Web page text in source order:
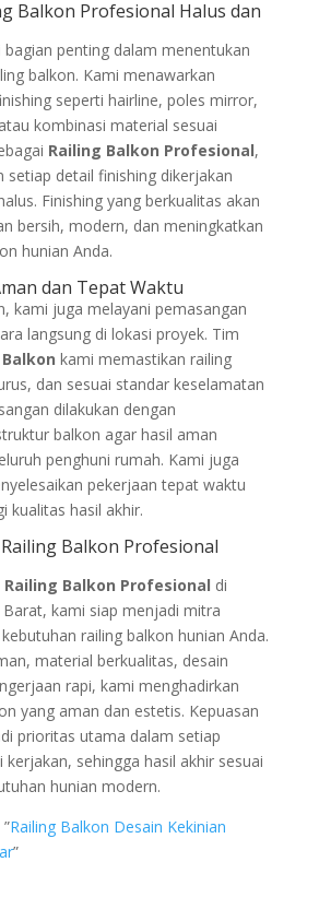
Balkon Profesional Halus dan
bagian penting dalam menentukan
balkon. Kami menawarkan
seperti hairline, poles mirror,
kombinasi material sesuai
Railing Balkon Profesional,
setiap detail finishing dikerjakan
Finishing yang berkualitas akan
bersih, modern, dan meningkatkan
hunian Anda.
dan Tepat Waktu
kami juga melayani pemasangan
langsung di lokasi proyek. Tim
kami memastikan railing
dan sesuai standar keselamatan
dilakukan dengan
balkon agar hasil aman
penghuni rumah. Kami juga
pekerjaan tepat waktu
kualitas hasil akhir.
Balkon Profesional
Balkon Profesional di
Barat, kami siap menjadi mitra
railing balkon hunian Anda.
material berkualitas, desain
rapi, kami menghadirkan
yang aman dan estetis. Kepuasan
prioritas utama dalam setiap
sehingga hasil akhir sesuai
hunian modern.
Railing Balkon Desain Kekinian
”